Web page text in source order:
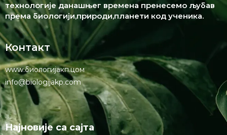
технологије данашњег времена пренесемо љубав
према биологији,природи,планети код ученика.
Контакт
www.биологијакп.цом
info@biologijakp.com
Најновије са сајта